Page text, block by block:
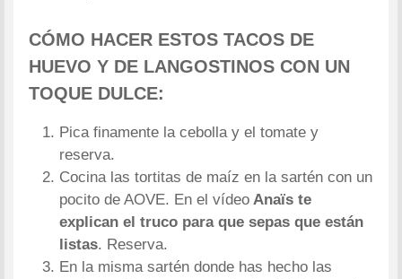
CÓMO HACER ESTOS TACOS DE
HUEVO Y DE LANGOSTINOS CON UN
TOQUE DULCE:
Pica finamente la cebolla y el tomate y
reserva.
Cocina las tortitas de maíz en la sartén con un
pocito de AOVE. En el vídeo Anaïs te
explican el truco para que sepas que están
listas. Reserva.
En la misma sartén donde has hecho las